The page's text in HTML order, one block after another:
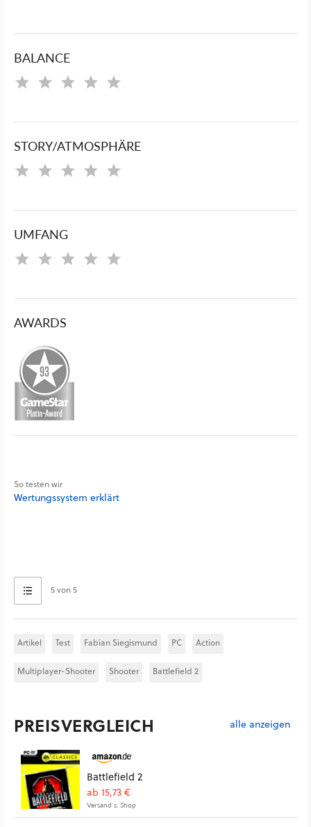
BALANCE
STORY/ATMOSPHÄRE
UMFANG
AWARDS
So testen wir
Wertungssystem erklärt
5 von 5
Artikel Test Fabian Siegismund PC Action
Multiplayer-Shooter Shooter Battlefield 2
PREISVERGLEICH alle anzeigen
Battlefield 2
ab 15,73 €
Versand s. Shop